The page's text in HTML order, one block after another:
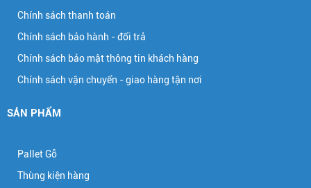
Chính sách thanh toán
Chính sách bảo hành - đổi trả
Chính sách bảo mật thông tin khách hàng
Chính sách vận chuyển - giao hàng tận nơi
SẢN PHẨM
Pallet Gỗ
Thùng kiện hàng